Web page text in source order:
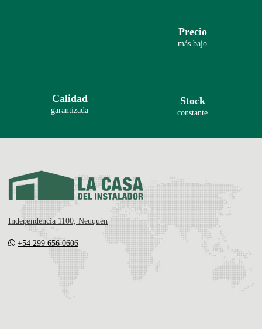
Precio
más bajo
Calidad
garantizada
Stock
constante
Independencia 1100, Neuquén
+54 299 656 0606